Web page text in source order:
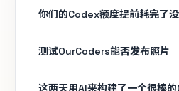
你们的Codex额度提前耗完了没
测试OurCoders能否发布照片
这两天用AI来构建了一个很棒